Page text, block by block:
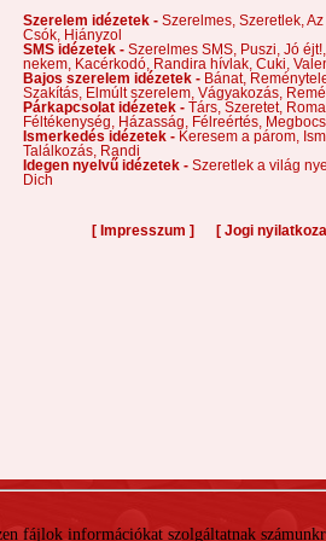
Szerelem idézetek - Szerelmes, Szeretlek, Az
Csók,
Hiányzol
SMS idézetek - Szerelmes SMS, Puszi, Jó éjt!,
nekem,
Kacérkodó, Randira hívlak, Cuki,
Bajos szerelem idézetek - Bánat,
Szakítás,
Elmúlt szerelem, Vágyakozás,
Párkapcsolat idézetek - Társ, Szeretet,
Féltékenység,
Házasság, Félreértés,
Ismerkedés idézetek - Keresem a párom,
Találkozás,
Randi
Idegen nyelvű idézetek - Szeretlek a világ
Dich
[ Impresszum ] [ Jogi
fájlok információkat szolgáltatnak